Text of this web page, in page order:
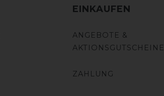
EINKAUFEN
ANGEBOTE &
AKTIONSGUTSCHEINE
ZAHLUNG